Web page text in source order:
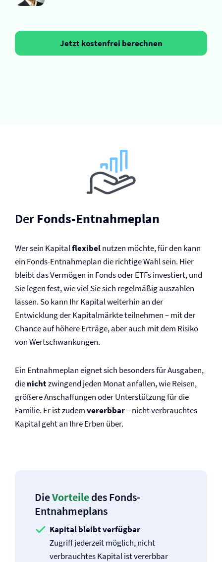
Jetzt kostenfrei berechnen
Der Fonds-Entnahmeplan
Wer sein Kapitalflexibelnutzen möchte, für den kann
ein Fonds-Entnahmeplan die richtige Wahl sein. Hier
bleibt das Vermögen in Fonds oder ETFs investiert, und
Sie legen fest, wie viel Sie sich regelmäßig auszahlen
lassen. So kann Ihr Kapital weiterhin an der
Entwicklung der Kapitalmärkte teilnehmen – mit der
Chance auf höhere Erträge, aber auch mit dem Risiko
von Wertschwankungen.
Ein Entnahmeplan eignet sich besonders für Ausgaben,
dienichtzwingend jeden Monat anfallen, wie Reisen,
größere Anschaffungen oder Unterstützung für die
Familie. Er ist zudemvererbbar– nicht verbrauchtes
Kapital geht an Ihre Erben über.
DieVorteiledes Fonds-
Entnahmeplans
Kapital bleibt verfügbar
Zugriff jederzeit möglich, nicht
verbrauchtes Kapital ist vererbbar